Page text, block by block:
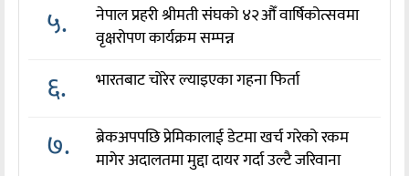
५.
नेपाल प्रहरी श्रीमती संघको ४२औँ वार्षिकोत्सवमा
वृक्षरोपण कार्यक्रम सम्पन्न
६. भारतबाट चोरेर ल्याइएका गहना फिर्ता
७.
ब्रेकअपपछि प्रेमिकालाई डेटमा खर्च गरेको रकम
मागेर अदालतमा मुद्दा दायर गर्दा उल्टै जरिवाना